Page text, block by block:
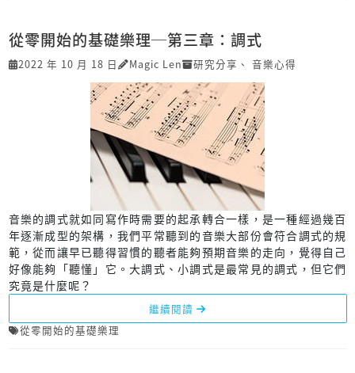
從零開始的基礎樂理─第三章：調式
2022 年 10 月 18 日 Magic Len 研究分享 、 音樂心得
音樂的調式就如同寫作時需要的起承轉合一樣，是一種經過幾百
年逐漸成型的架構，我們平常聽到的音樂大部份會符合調式的規
範，從而讓早已聽得習慣的聽者能夠預期音樂的走向，覺得自己
好像能夠「聽懂」它。大調式、小調式是最常見的調式，但它們
究竟是什麼呢？
繼續閱讀
從零開始的基礎樂理